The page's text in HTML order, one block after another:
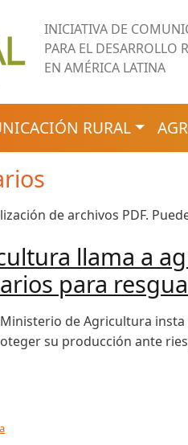
INICIATIVA DE
PARA EL DESARROLLO
EN AMÉRICA LATINA
RURAL
de archivos PDF.
llama a
para
Ministerio de Agricultura
su producción ante